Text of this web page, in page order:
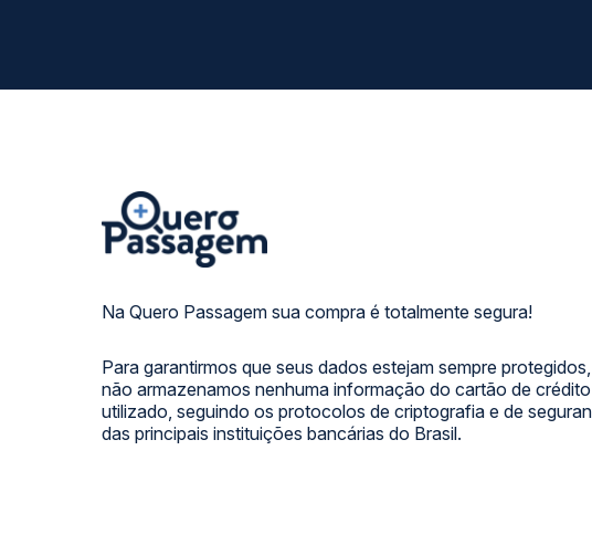
Na Quero Passagem sua compra é totalmente segura!
Para garantirmos que seus dados estejam sempre protegidos,
não armazenamos nenhuma informação do cartão de crédito
utilizado, seguindo os protocolos de criptografia e de
das principais instituições bancárias do Brasil.